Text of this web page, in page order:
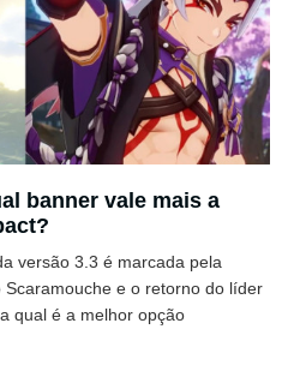
banner vale mais a
versão 3.3 é marcada pela
e o retorno do líder
qual é a melhor opção